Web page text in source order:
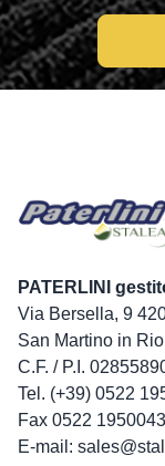
PATERLINI
Via Bersella, 9
San Martino in
C.F. / P.I.
Tel. (+39) 0522
Fax 0522 1950043
E-mail: